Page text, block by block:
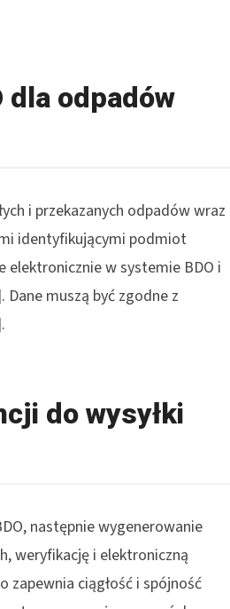
dla odpadów
i przekazanych odpadów wraz
identyfikującymi podmiot
elektronicznie w systemie BDO i
muszą być zgodne z
do wysyłki
następnie wygenerowanie
weryfikację i elektroniczną
zapewnia ciągłość i spójność